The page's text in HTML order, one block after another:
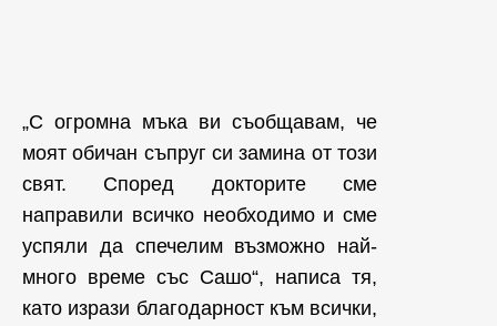
„С огромна мъка ви съобщавам, че
моят обичан съпруг си замина от този
свят. Според докторите сме
направили всичко необходимо и сме
успяли да спечелим възможно най-
много време със Сашо“, написа тя,
като изрази благодарност към всички,